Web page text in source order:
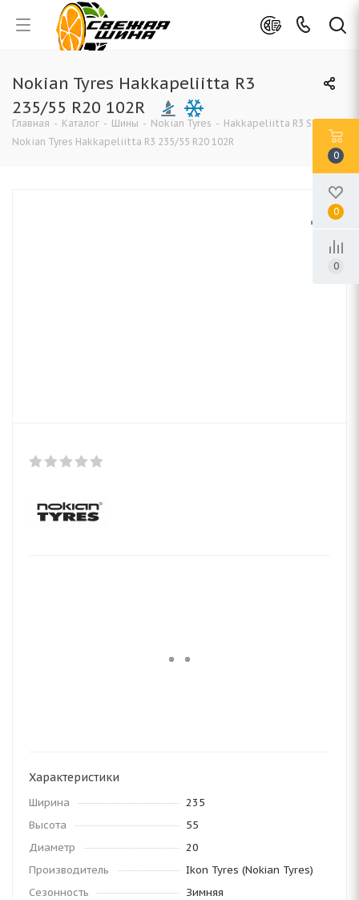
Nokian Tyres Hakkapeliitta R3
235/55 R20 102R
Главная - Каталог - Шины - Nokian Tyres - Hakkapeliitta R3 SUV
Nokian Tyres Hakkapeliitta R3 235/55 R20 102R
Характеристики
Ширина
235
Высота
55
Диаметр
20
Производитель
Ikon Tyres (Nokian Tyres)
Сезонность
Зимняя
0
0
0